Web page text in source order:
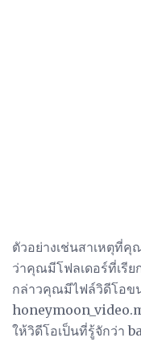
ตัวอย่างเช่นสาเหตุที่
ว่าคุณมีโฟลเดอร์ที่เรีย
กล่าวคุณมีไฟล์วิดีโอข
ให้วิดีโอเป็นที่รู้จักว่า